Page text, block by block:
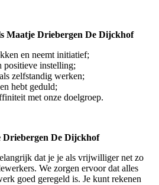
Maatje Driebergen De Dijckhof
en neemt initiatief;
positieve instelling;
zelfstandig werken;
hebt geduld;
met onze doelgroep.
De Dijckhof
dat je je als vrijwilliger net zo
We zorgen ervoor dat alles
goed geregeld is. Je kunt rekenen